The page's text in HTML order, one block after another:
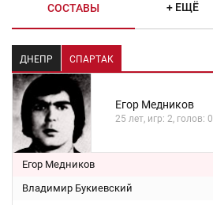
СОСТАВЫ + ЕЩЁ
ДНЕПР СПАРТАК
Егор Медников
25 лет, игр: 2, голов: 0
Егор Медников
Владимир Букиевский